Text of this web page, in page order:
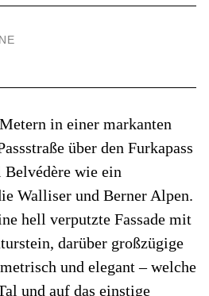
in einer markanten
über den Furkapass
Belvédère wie ein
Walliser und Berner Alpen.
hell verputzte Fassade mit
darüber großzügige
und elegant – welche
und auf das einstige